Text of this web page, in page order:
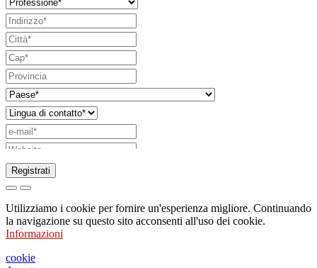
Richiesta di invio di catalogo
Richiesta di essere contattato da un vostro
funzionario di vendita
Richiesta di supporto o di progettazione
Registrati
Utilizziamo i cookie per fornire un'esperienza migliore. Continuando
la navigazione su questo sito acconsenti all'uso dei cookie.
Informazioni
cookie